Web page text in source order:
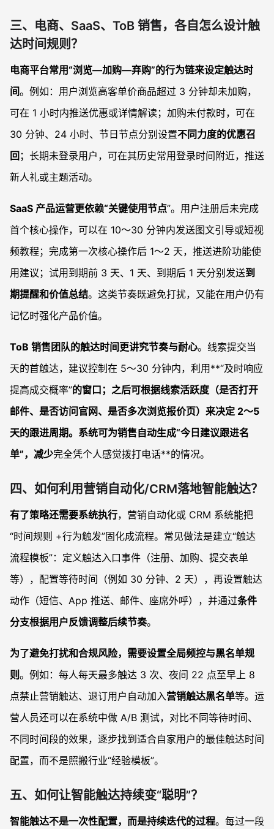
三、电商、SaaS、ToB 销售，各自怎么设计触
达时间规则？
电商平台常用“浏览—加购—弃购”的行为链来设定触达时
间。例如：用户浏览高客单价商品超过 3 分钟却未加购，
可在 1 小时内推送优惠或详情解读；加购未付款时，可在
30 分钟、24 小时、节日节点分别设置不同力度的优惠召
回 ；长期未登录用户，可在其历史常用登录时间附近，推送
新人礼或主题活动。
SaaS 产品运营更依赖“关键使用节点”。用户注册后未完成
首个核心操作，可以在 10～30 分钟内发送图文引导或短视
频教程；完成第一次核心操作后 1～2 天，推送进阶功能使
用建议；试用到期前 3 天、1 天、到期后 1 天分别发送到
期提醒和价值总结。这类节奏既避免打扰，又能在用户仍有
记忆时强化产品价值。
ToB 销售团队的触达时间更讲究节奏与耐心。线索提交当
天的首触达，建议控制在 5～30 分钟内，利用**“及时响应
提高成交概率”的窗口；之后可根据线索活跃度（是否打开
邮件、是否访问官网、是否多次浏览报价页）来决定 2～5
天的跟进周期。系统可为销售自动生成“今日建议跟进名
单”，减少完全凭个人感觉拨打电话**的情况。
四、如何利用营销自动化/CRM落地智能触达？
有了策略还需要系统执行，营销自动化或 CRM 系统能把
“时间规则 +行为触发”固化成流程。常见做法是建立“触达
流程模板”：定义触达入口事件（注册、加购、提交表单
等），配置等待时间（例如 30 分钟、2 天），再设置触达
动作（短信、App 推送、邮件、座席外呼），并通过条件
分支根据用户反馈调整后续节奏。
为了避免打扰和合规风险，需要设置全局频控与黑名单规
则。例如：每人每天最多触达 3 次、夜间 22 点至早上 8
点禁止营销触达、退订用户自动加入营销触达黑名单等。运
营人员还可以在系统中做 A/B 测试，对比不同等待时间、
不同时间段的效果，逐步找到适合自家用户的最佳触达时间
配置，而不是照搬行业“经验模板”。
五、如何让智能触达持续变“聪明”？
智能触达不是一次性配置，而是持续迭代的过程。每过一段